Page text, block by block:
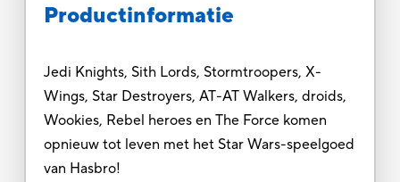
Productinformatie
Jedi Knights, Sith Lords, Stormtroopers, X-
Wings, Star Destroyers, AT-AT Walkers, droids,
Wookies, Rebel heroes en The Force komen
opnieuw tot leven met het Star Wars-speelgoed
van Hasbro!